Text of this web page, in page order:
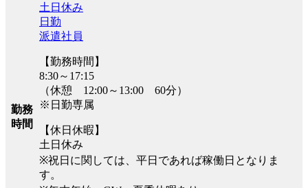
勤務
時間
土日休み
日勤
派遣社員
【勤務時間】
8:30～17:15
（休憩 12:00～13:00 60分）
※日勤専属
【休日休暇】
土日休み
※祝日に関しては、平日であれば稼働日となりま
す。